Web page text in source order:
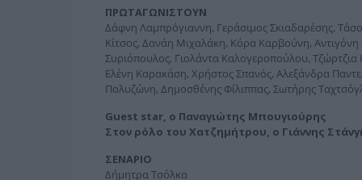
ΠΡΩΤΑΓΩΝΙΣΤΟΥΝ
Δάφνη Λαμπρόγιαννη, Γεράσιμος Σκιαδαρέσης,
Κίτσος, Δανάη Μιχαλάκη, Κόρα Καρβούνη,
Συριόπουλος, Γιολάντα Καλογεροπούλου,
Ελένη Καρακάση, Χρήστος Σπανός, Αλεξάνδρα
Πολυζώνη, Δημοσθένης Φίλιππας, Σωτήρης
Guest star, ο Παναγιώτης Μπουγιούρης
Στον ρόλο του Χατζημήτρου, ο Γιάννης
ΣΕΝΑΡΙΟ
Δήμητρα Τσόλκα